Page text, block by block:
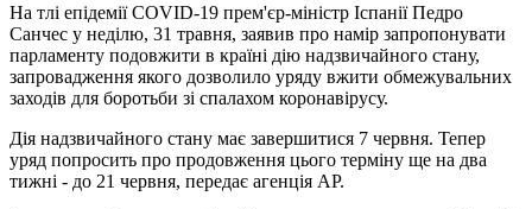
На тлі епідемії COVID-19 прем'єр-міністр Іспанії Педро
Санчес у неділю, 31 травня, заявив про намір запропонувати
парламенту подовжити в країні дію надзвичайного стану,
запровадження якого дозволило уряду вжити обмежувальних
заходів для боротьби зі спалахом коронавірусу.
Дія надзвичайного стану має завершитися 7 червня. Тепер
уряд попросить про продовження цього терміну ще на два
тижні - до 21 червня, передає агенція AP.